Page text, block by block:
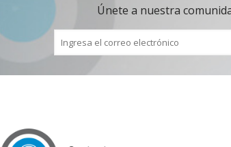
Únete a nuestra